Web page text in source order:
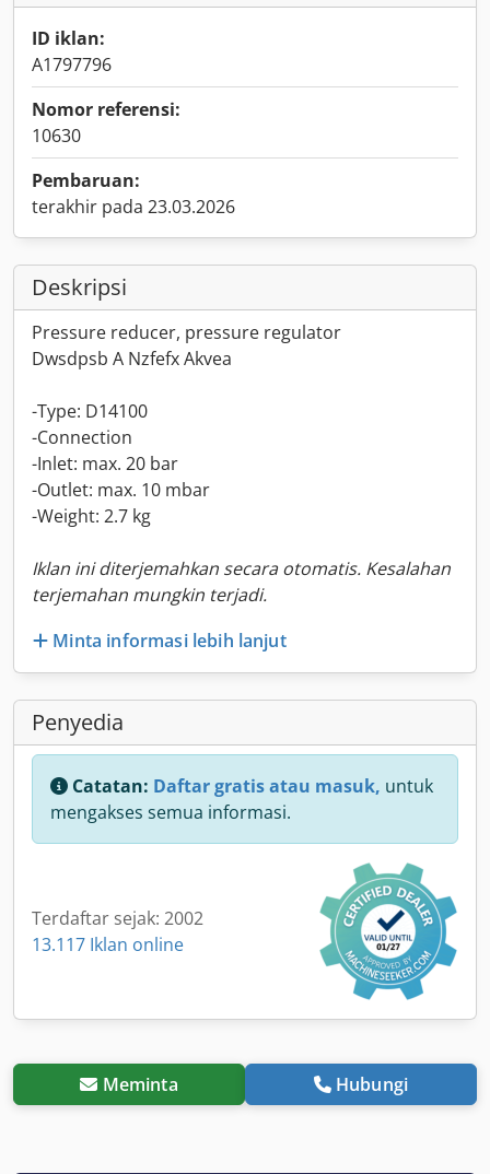
ID iklan:
A1797796
Nomor referensi:
10630
Pembaruan:
terakhir pada 23.03.2026
Deskripsi
Pressure reducer, pressure regulator
Dwsdpsb A Nzfefx Akvea
-Type: D14100
-Connection
-Inlet: max. 20 bar
-Outlet: max. 10 mbar
-Weight: 2.7 kg
Iklan ini diterjemahkan secara otomatis. Kesalahan
terjemahan mungkin terjadi.
Minta informasi lebih lanjut
Penyedia
Catatan: Daftar gratis atau masuk, untuk
mengakses semua informasi.
Terdaftar sejak: 2002
13.117 Iklan online
Meminta Hubungi